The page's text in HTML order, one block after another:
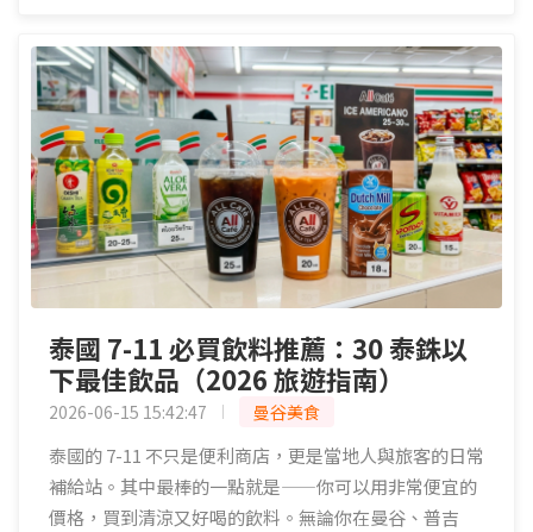
泰國 7-11 必買飲料推薦：30 泰銖以
下最佳飲品（2026 旅遊指南）
2026-06-15 15:42:47 曼谷美食
泰國的 7-11 不只是便利商店，更是當地人與旅客的日常
補給站。其中最棒的一點就是——你可以用非常便宜的
價格，買到清涼又好喝的飲料。無論你在曼谷、普吉